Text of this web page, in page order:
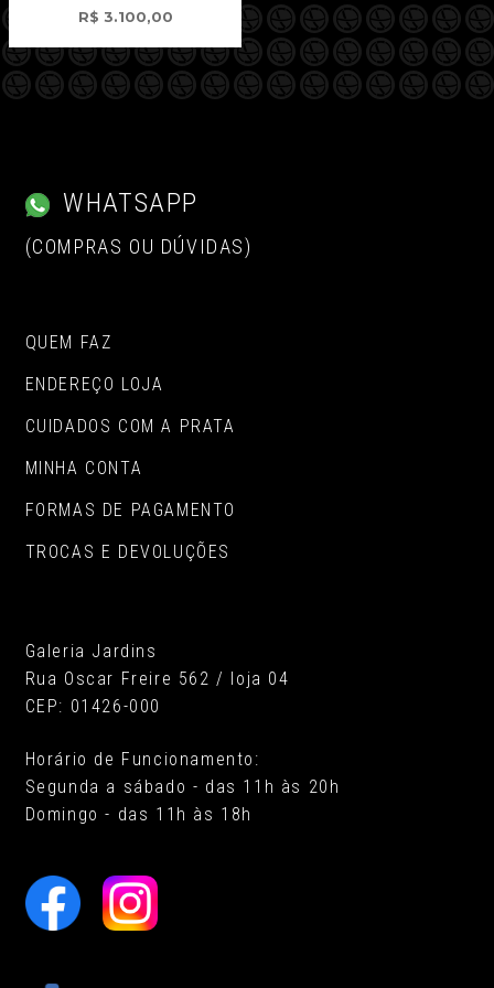
R$ 3.100,00
WHATSAPP
(COMPRAS OU DÚVIDAS)
QUEM FAZ
ENDEREÇO LOJA
CUIDADOS COM A PRATA
MINHA CONTA
FORMAS DE PAGAMENTO
TROCAS E DEVOLUÇÕES
Galeria Jardins
Rua Oscar Freire 562 / loja 04
CEP: 01426-000
Horário de Funcionamento:
Segunda a sábado - das 11h às 20h
Domingo - das 11h às 18h